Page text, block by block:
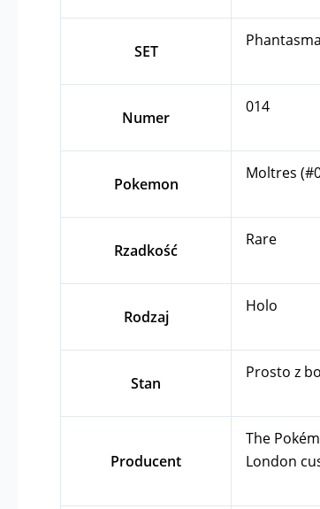
SET
Numer
014
Pokemon
Moltres
Rzadkość
Rare
Rodzaj
Holo
Stan
Prosto z
Producent
The
London